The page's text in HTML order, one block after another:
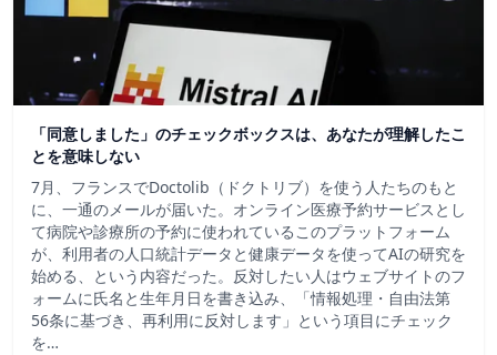
「同意しました」のチェックボックスは、あなたが理解したこ
とを意味しない
7月、フランスでDoctolib（ドクトリブ）を使う人たちのもと
に、一通のメールが届いた。オンライン医療予約サービスとし
て病院や診療所の予約に使われているこのプラットフォーム
が、利用者の人口統計データと健康データを使ってAIの研究を
始める、という内容だった。反対したい人はウェブサイトのフ
ォームに氏名と生年月日を書き込み、「情報処理・自由法第
56条に基づき、再利用に反対します」という項目にチェック
を…